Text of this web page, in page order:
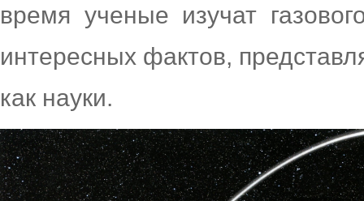
время ученые изучат
интересных фактов,
как науки.